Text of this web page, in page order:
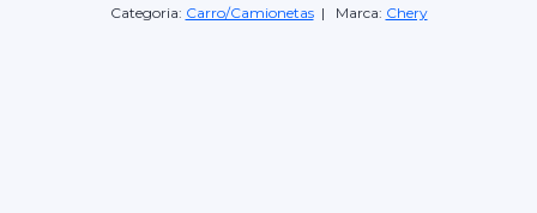
Categoria: Carro/Camionetas| Marca: Chery